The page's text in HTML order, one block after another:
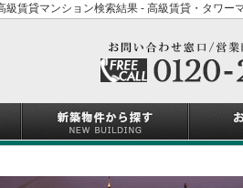
級賃貸マンション検索結果 - 高級賃貸・タワー